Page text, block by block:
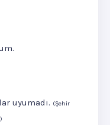
uyumadı. (Şehir